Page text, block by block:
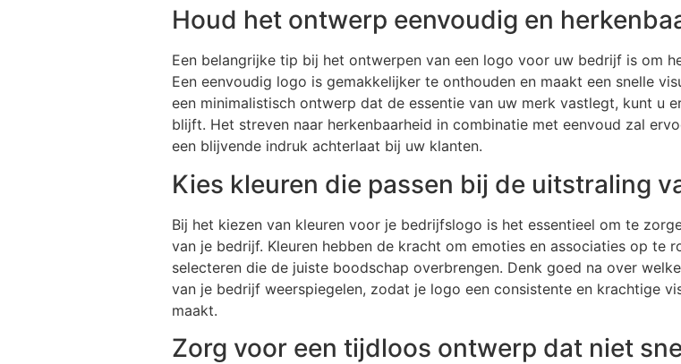
Houd het ontwerp eenvoudig en
Een belangrijke tip bij het ontwerpen van een logo voor uw bedrijf is om
Een eenvoudig logo is gemakkelijker te onthouden en maakt een snelle
een minimalistisch ontwerp dat de essentie van uw merk vastlegt, kunt u
blijft. Het streven naar herkenbaarheid in combinatie met eenvoud zal
een blijvende indruk achterlaat bij uw klanten.
Kies kleuren die passen bij de uitstraling
Bij het kiezen van kleuren voor je bedrijfslogo is het essentieel om te
van je bedrijf. Kleuren hebben de kracht om emoties en associaties op te
selecteren die de juiste boodschap overbrengen. Denk goed na over
van je bedrijf weerspiegelen, zodat je logo een consistente en krachtige
maakt.
Zorg voor een tijdloos ontwerp dat niet